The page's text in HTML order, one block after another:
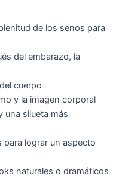
de los senos para
del embarazo, la
cuerpo
y la imagen corporal
una silueta más
para lograr un aspecto
naturales o dramáticos